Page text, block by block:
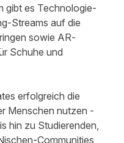
gibt es Technologie-
Streams auf die
sowie AR-
Schuhe und
erfolgreich die
Menschen nutzen -
hin zu Studierenden,
Communities